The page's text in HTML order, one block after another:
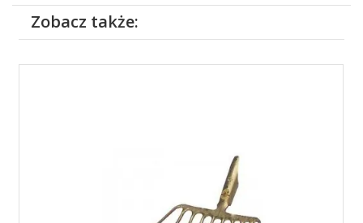
Zobacz także: